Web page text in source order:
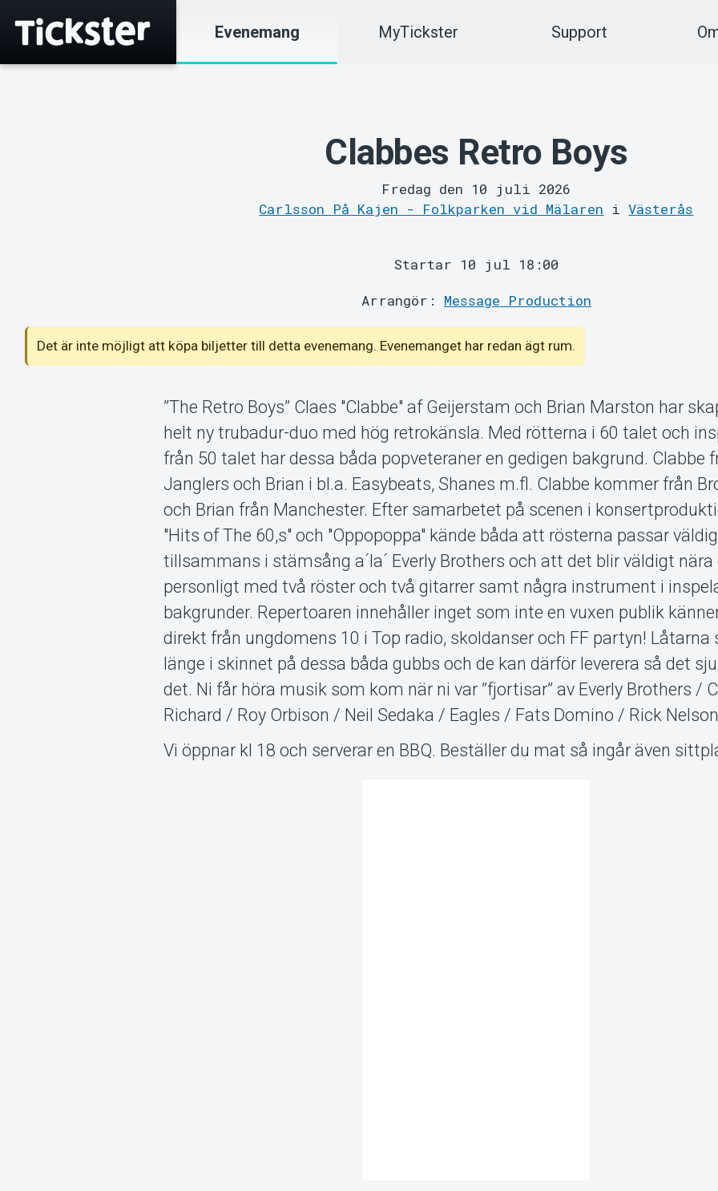
Evenemang MyTickster Support
Clabbes Retro Boys
Fredag den 10 juli 2026
Carlsson På Kajen - Folkparken vid Mälaren iVästerås
Startar 10 jul 18:00
Arrangör: Message Production
Det är inte möjligt att köpa biljetter till detta evenemang. Evenemanget har redan ägt rum.
”The Retro Boys” Claes "Clabbe" af Geijerstam och Brian Marston har
helt ny trubadur-duo med hög retrokänsla. Med rötterna i 60 talet och
från 50 talet har dessa båda popveteraner en gedigen bakgrund. Clabbe
Janglers och Brian i bl.a. Easybeats, Shanes m.fl. Clabbe kommer från
och Brian från Manchester. Efter samarbetet på scenen i
"Hits of The 60,s" och "Oppopoppa" kände båda att rösterna passar
tillsammans i stämsång a´la´ Everly Brothers och att det blir väldigt nära
personligt med två röster och två gitarrer samt några instrument i
bakgrunder. Repertoaren innehåller inget som inte en vuxen publik
direkt från ungdomens 10 i Top radio, skoldanser och FF partyn! Låtarna
länge i skinnet på dessa båda gubbs och de kan därför leverera så det
det. Ni får höra musik som kom när ni var ”fjortisar” av Everly Brothers /
Richard / Roy Orbison / Neil Sedaka / Eagles / Fats Domino / Rick
Vi öppnar kl 18 och serverar en BBQ. Beställer du mat så ingår även